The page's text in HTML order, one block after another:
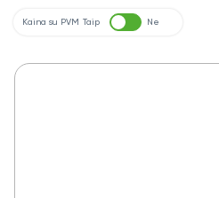
Kaina su PVM Taip Ne